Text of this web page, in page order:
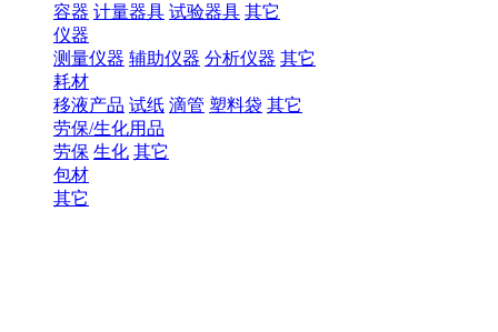
容器 计量器具 试验器具 其它
仪器
测量仪器 辅助仪器 分析仪器 其它
耗材
移液产品 试纸 滴管 塑料袋 其它
劳保/生化用品
劳保 生化 其它
包材
其它